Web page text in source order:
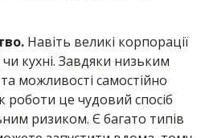
Навіть великі корпорації
кухні. Завдяки низьким
можливості самостійно
роботи це чудовий спосіб
ризиком. Є багато типів